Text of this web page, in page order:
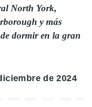
North York,
y más
dormir en la gran
de 2024